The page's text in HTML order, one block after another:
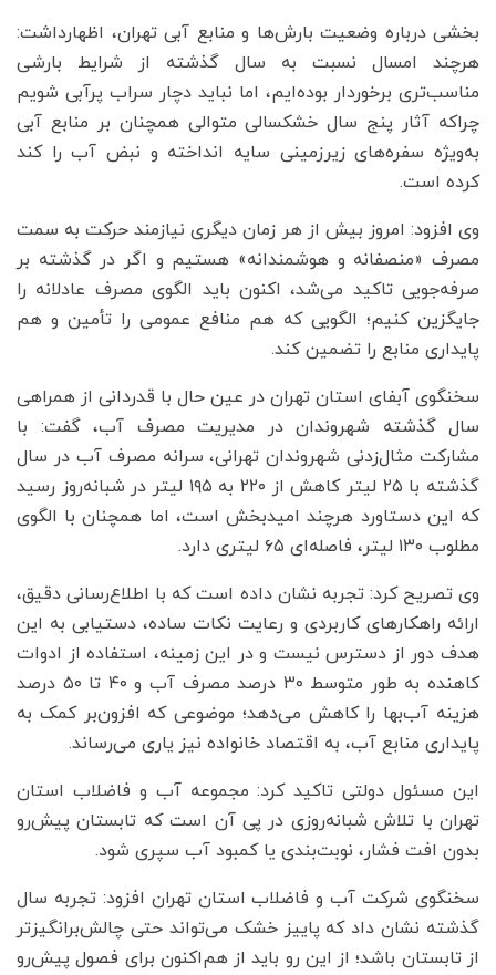
بخشی درباره وضعیت بارش‌ها و منابع آبی تهران، اظهارداشت:
هرچند امسال نسبت به سال گذشته از شرایط بارشی
مناسب‌تری برخوردار بوده‌ایم، اما نباید دچار سراب پرآبی شویم
چراکه آثار پنج سال خشکسالی متوالی همچنان بر منابع آبی
به‌ویژه سفره‌های زیرزمینی سایه انداخته و نبض آب را کند
کرده است.
وی افزود: امروز بیش از هر زمان دیگری نیازمند حرکت به سمت
مصرف «منصفانه و هوشمندانه» هستیم و اگر در گذشته بر
صرفه‌جویی تاکید می‌شد، اکنون باید الگوی مصرف عادلانه را
جایگزین کنیم؛ الگویی که هم منافع عمومی را تأمین و هم
پایداری منابع را تضمین کند.
سخنگوی آبفای استان تهران در عین حال با قدردانی از همراهی
سال گذشته شهروندان در مدیریت مصرف آب، گفت: با
مشارکت مثال‌زدنی شهروندان تهرانی، سرانه مصرف آب در سال
گذشته با ۲۵ لیتر کاهش از ۲۲۰ به ۱۹۵ لیتر در شبانه‌روز رسید
که این دستاورد هرچند امیدبخش است، اما همچنان با الگوی
مطلوب ۱۳۰ لیتر، فاصله‌ای ۶۵ لیتری دارد.
وی تصریح کرد: تجربه نشان داده است که با اطلاع‌رسانی دقیق،
ارائه راهکارهای کاربردی و رعایت نکات ساده، دستیابی به این
هدف دور از دسترس نیست و در این زمینه، استفاده از ادوات
کاهنده به طور متوسط ۳۰ درصد مصرف آب و ۴۰ تا ۵۰ درصد
هزینه آب‌بها را کاهش می‌دهد؛ موضوعی که افزون‌بر کمک به
پایداری منابع آب، به اقتصاد خانواده نیز یاری می‌رساند.
این مسئول دولتی تاکید کرد: مجموعه آب و فاضلاب استان
تهران با تلاش شبانه‌روزی در پی آن است که تابستان پیش‌رو
بدون افت فشار، نوبت‌بندی یا کمبود آب سپری شود.
سخنگوی شرکت آب و فاضلاب استان تهران افزود: تجربه سال
گذشته نشان داد که پاییز خشک می‌تواند حتی چالش‌برانگیزتر
از تابستان باشد؛ از این رو باید از هم‌اکنون برای فصول پیش‌رو